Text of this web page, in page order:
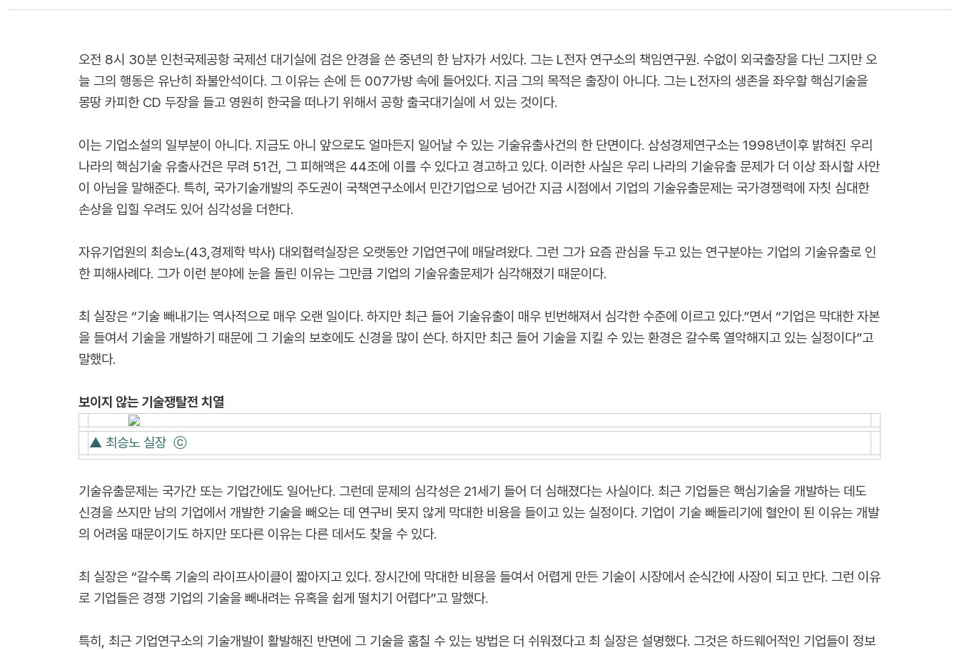
오전 8시 30분 인천국제공항 국제선 대기실에 검은 안경을 쓴 중년의 한 남자가 서있다. 그는 L전자 연구소의 책임연구원. 수없이 외국출장을 다닌 그지만 오
늘 그의 행동은 유난히 좌불안석이다. 그 이유는 손에 든 007가방 속에 들어있다. 지금 그의 목적은 출장이 아니다. 그는 L전자의 생존을 좌우할 핵심기술을
몽땅 카피한 CD 두장을 들고 영원히 한국을 떠나기 위해서 공항 출국대기실에 서 있는 것이다.
이는 기업소설의 일부분이 아니다. 지금도 아니 앞으로도 얼마든지 일어날 수 있는 기술유출사건의 한 단면이다. 삼성경제연구소는 1998년이후 밝혀진 우리
나라의 핵심기술 유출사건은 무려 51건, 그 피해액은 44조에 이를 수 있다고 경고하고 있다. 이러한 사실은 우리 나라의 기술유출 문제가 더 이상 좌시할 사안
이 아님을 말해준다. 특히, 국가기술개발의 주도권이 국책연구소에서 민간기업으로 넘어간 지금 시점에서 기업의 기술유출문제는 국가경쟁력에 자칫 심대한
손상을 입힐 우려도 있어 심각성을 더한다.
자유기업원의 최승노(43,경제학 박사) 대외협력실장은 오랫동안 기업연구에 매달려왔다. 그런 그가 요즘 관심을 두고 있는 연구분야는 기업의 기술유출로 인
한 피해사례다. 그가 이런 분야에 눈을 돌린 이유는 그만큼 기업의 기술유출문제가 심각해졌기 때문이다.
최 실장은 “기술 빼내기는 역사적으로 매우 오랜 일이다. 하지만 최근 들어 기술유출이 매우 빈번해져서 심각한 수준에 이르고 있다.”면서 “기업은 막대한 자본
을 들여서 기술을 개발하기 때문에 그 기술의 보호에도 신경을 많이 쓴다. 하지만 최근 들어 기술을 지킬 수 있는 환경은 갈수록 열악해지고 있는 실정이다”고
말했다.
보이지 않는 기술쟁탈전 치열
▲ 최승노 실장 ⓒ
기술유출문제는 국가간 또는 기업간에도 일어난다. 그런데 문제의 심각성은 21세기 들어 더 심해졌다는 사실이다. 최근 기업들은 핵심기술을 개발하는 데도
신경을 쓰지만 남의 기업에서 개발한 기술을 빼오는 데 연구비 못지 않게 막대한 비용을 들이고 있는 실정이다. 기업이 기술 빼돌리기에 혈안이 된 이유는 개발
의 어려움 때문이기도 하지만 또다른 이유는 다른 데서도 찾을 수 있다.
최 실장은 “갈수록 기술의 라이프사이클이 짧아지고 있다. 장시간에 막대한 비용을 들여서 어렵게 만든 기술이 시장에서 순식간에 사장이 되고 만다. 그런 이유
로 기업들은 경쟁 기업의 기술을 빼내려는 유혹을 쉽게 떨치기 어렵다”고 말했다.
특히, 최근 기업연구소의 기술개발이 활발해진 반면에 그 기술을 훔칠 수 있는 방법은 더 쉬워졌다고 최 실장은 설명했다. 그것은 하드웨어적인 기업들이 정보